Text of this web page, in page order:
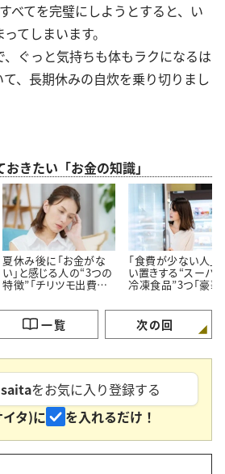
べてを完璧にしようとすると、い
てしまいます。
ぐっと気持ちも体もラクになるは
、長期休みの自炊を乗り切りまし
きたい「お金の知識」
夏休み後に「お金がな
い」と感じる人の“3つの
特徴”「チリツモ出費に
「食費が少ない人」
い置きする“スーパ
冷凍食品”3つ「豪華
る」
一覧 次の回
saitaをお気に入り登録する
タ)に
を入れるだけ！